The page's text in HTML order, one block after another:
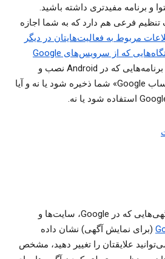
و برنامه مفیدتری داشته باشید.
تنظیم فرعی هم دارد که به شما اجازه
مربوط به فعالیت‌هایتان در دیگر
سایت‌ها، برنامه‌ها، و دستگاه‌هایی که از سرویس‌های Google
(ازجمله برنامه‌هایی که در Android نصب و
استفاده می‌کنید)، در «حساب Google» شما ذخیره شود یا نه و آیا
اولویت‌هایتان را درباره آگهی‌هایی که در Google، سایت‌ها و
(برای نمایش آگهی) نشان داده
علایقتان را تغییر دهید، مشخص